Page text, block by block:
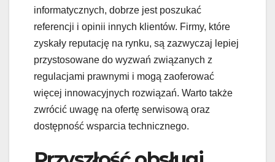
informatycznych, dobrze jest poszukać
referencji i opinii innych klientów. Firmy, które
zyskały reputację na rynku, są zazwyczaj lepiej
przystosowane do wyzwań związanych z
regulacjami prawnymi i mogą zaoferować
więcej innowacyjnych rozwiązań. Warto także
zwrócić uwagę na ofertę serwisową oraz
dostępność wsparcia technicznego.